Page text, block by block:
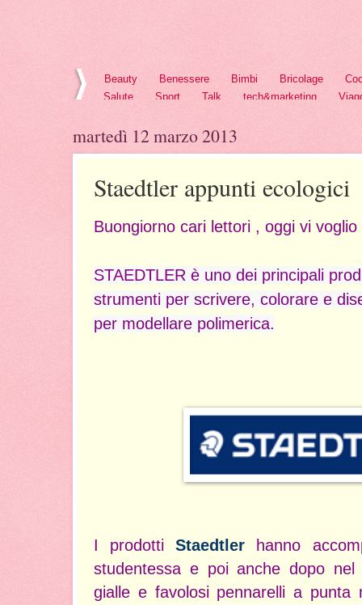
Beauty Benessere Bimbi Bricolage
Salute
Sport Talk tech&marketing
martedì 12 marzo 2013
Staedtler appunti ecologici
Buongiorno cari lettori , oggi vi
STAEDTLER è uno dei principali
strumenti per scrivere, colorare e
per modellare polimerica.
I prodottiStaedtler hanno
studentessa e poi anche dopo
gialle e favolosi pennarelli a punta